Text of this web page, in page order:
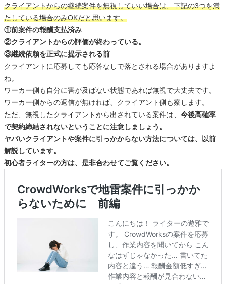
クライアントからの継続案件を無視していい場合は、下記の3つを満
たしている場合のみOKだと思います。
①前案件の報酬支払済み
②クライアントからの評価が終わっている。
③継続依頼を正式に提示される前
クライアントに応募しても応答なしで落とされる場合がありますよ
ね。
ワーカー側も自分に害が及ばない状態であれば無視で大丈夫です。
ワーカー側からの返信が無ければ、クライアント側も察します。
ただ、無視したクライアントから出されている案件は、 今後高確率
で契約締結されないということに注意しましょう。
ヤバいクライアントや案件に引っかからない方法については、以前
解説しています。
初心者ライターの方は、是非合わせてご覧ください。